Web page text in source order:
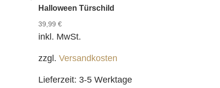
Halloween Türschild
39,99 €
inkl. MwSt.
zzgl. Versandkosten
Lieferzeit: 3-5 Werktage